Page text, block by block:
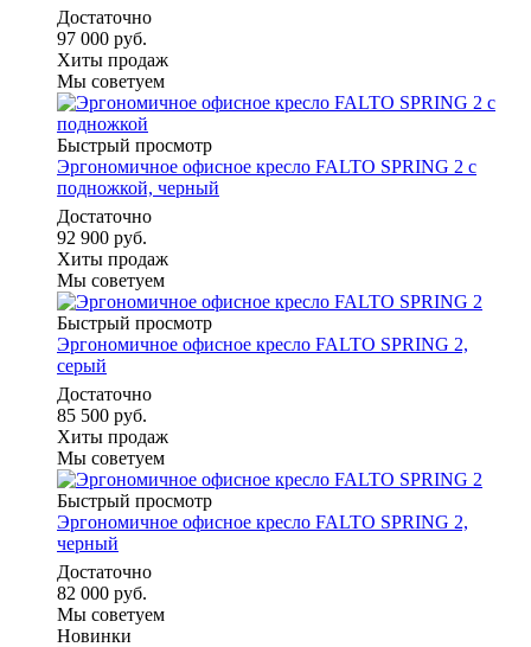
Достаточно
97 000 руб.
Хиты продаж
Мы советуем
Быстрый просмотр
Эргономичное офисное кресло FALTO SPRING 2 с
подножкой, черный
Достаточно
92 900 руб.
Хиты продаж
Мы советуем
Быстрый просмотр
Эргономичное офисное кресло FALTO SPRING 2,
серый
Достаточно
85 500 руб.
Хиты продаж
Мы советуем
Быстрый просмотр
Эргономичное офисное кресло FALTO SPRING 2,
черный
Достаточно
82 000 руб.
Мы советуем
Новинки